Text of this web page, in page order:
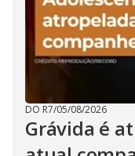
DO R7/05/08/2026
Grávida é